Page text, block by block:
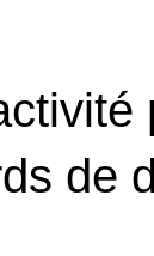
de